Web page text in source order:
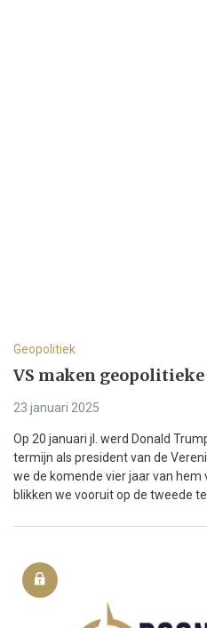
Geopolitiek
VS maken
23 januari 2025
Op 20 januari jl. werd Donald
termijn als president van de
we de komende vier jaar van hem
blikken we vooruit op de tweede